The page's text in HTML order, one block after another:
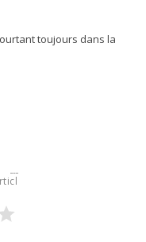
toujours dans la